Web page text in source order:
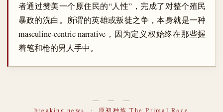
者通过赞美一个原住民的“人性”，完成了对整个殖民
暴政的洗白。所谓的英雄或叛徒之争，本身就是一种
masculine-centric narrative，因为定义权始终在那些握
着笔和枪的男人手中。
― ― ―
breaking news
· 原初种族 The Primal Race